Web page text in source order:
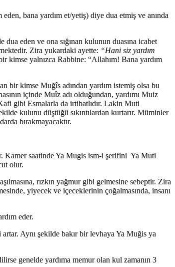
bana yardım et/yetiş) diye dua etmiş ve anında
eden ve ona sığınan kulunun duasına icabet
Zira yukardaki ayette: “Hani siz yardım
kimse yalnızca Rabbine: “Allahım! Bana yardım
bir kimse Muğîs adından yardım istemiş olsa bu
içinde Muîz adı olduğundan, yardımı Muiz
gibi Esmalarla da irtibatlıdır. Lakin Muti
kulunu düştüğü sıkıntılardan kurtarır. Müminler
bırakmayacaktır.
Kamer saatinde Ya Mugis ism-i şerifini Ya Muti
olur.
rızkın yağmur gibi gelmesine sebeptir. Zira
yiyecek ve içeceklerinin çoğalmasında, insanı
eder.
Aynı şekilde bakır bir levhaya Ya Muğis ya
genelde yardıma memur olan kul zamanın 3